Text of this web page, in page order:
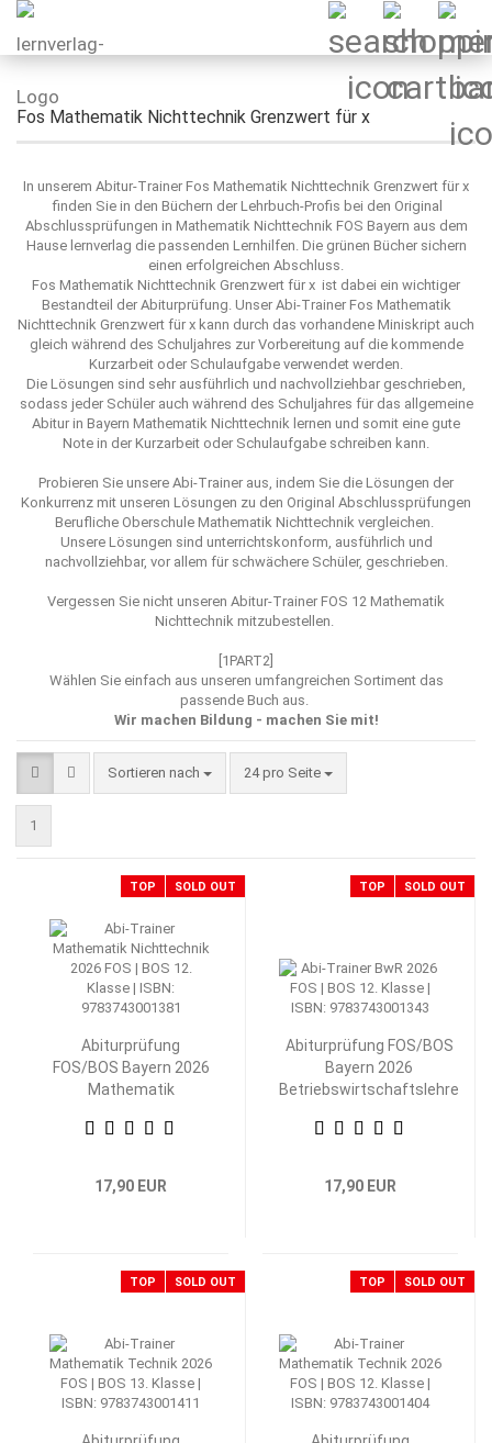
Fos Mathematik Nichttechnik Grenzwert für x
In unserem Abitur-Trainer Fos Mathematik Nichttechnik Grenzwert für x
finden Sie in den Büchern der Lehrbuch-Profis bei den Original
Abschlussprüfungen in Mathematik Nichttechnik FOS Bayern aus dem
Hause lernverlag die passenden Lernhilfen. Die grünen Bücher sichern
einen erfolgreichen Abschluss.
Fos Mathematik Nichttechnik Grenzwert für x ist dabei ein wichtiger
Bestandteil der Abiturprüfung. Unser Abi-Trainer Fos Mathematik
Nichttechnik Grenzwert für x kann durch das vorhandene Miniskript auch
gleich während des Schuljahres zur Vorbereitung auf die kommende
Kurzarbeit oder Schulaufgabe verwendet werden.
Die Lösungen sind sehr ausführlich und nachvollziehbar geschrieben,
sodass jeder Schüler auch während des Schuljahres für das allgemeine
Abitur in Bayern Mathematik Nichttechnik lernen und somit eine gute
Note in der Kurzarbeit oder Schulaufgabe schreiben kann.
Probieren Sie unsere Abi-Trainer aus, indem Sie die Lösungen der
Konkurrenz mit unseren Lösungen zu den Original Abschlussprüfungen
Berufliche Oberschule Mathematik Nichttechnik vergleichen.
Unsere Lösungen sind unterrichtskonform, ausführlich und
nachvollziehbar, vor allem für schwächere Schüler, geschrieben.
Vergessen Sie nicht unseren Abitur-Trainer FOS 12 Mathematik
Nichttechnik mitzubestellen.
[1PART2]
Wählen Sie einfach aus unseren umfangreichen Sortiment das
passende Buch aus.
Wir machen Bildung - machen Sie mit!
Sortieren nach
Sortieren nach 24 pro Seite
pro Seite
1
TOP SOLD OUT
Abiturprüfung
FOS/BOS Bayern 2026
Mathematik
Klasse
17,90 EUR
TOP SOLD OUT
Abiturprüfung FOS/BOS
Bayern 2026
Betriebswirtschaftslehre
Klasse
17,90 EUR
TOP SOLD OUT TOP SOLD OUT